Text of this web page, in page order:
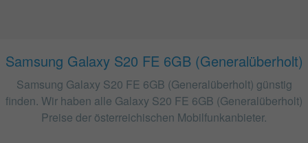
Samsung Galaxy S20 FE 6GB (Generalüberholt)
Samsung Galaxy S20 FE 6GB (Generalüberholt) günstig
finden. Wir haben alle Galaxy S20 FE 6GB (Generalüberholt)
Preise der österreichischen Mobilfunkanbieter.